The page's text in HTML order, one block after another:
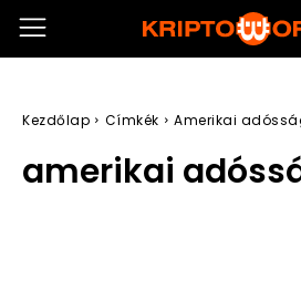
Kezdőlap Címkék Amerikai
amerikai